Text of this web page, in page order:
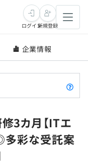
ログイン新規登録
企業情報
3カ月【ITエ
多彩な受託案